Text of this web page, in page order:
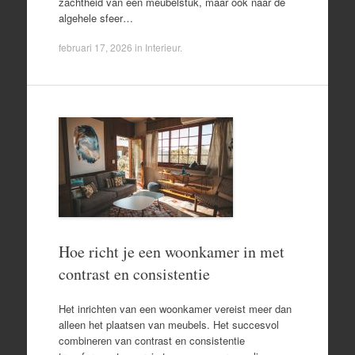
algehele sfeer…
februari 17, 2026 in Interieur.
Hoe richt je een woonkamer in met
contrast en consistentie
Het inrichten van een woonkamer vereist meer dan
alleen het plaatsen van meubels. Het succesvol
combineren van contrast en consistentie